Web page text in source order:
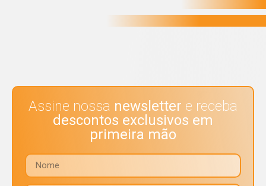
Assine nossa newsletter e receba
descontos exclusivos em
primeira mão